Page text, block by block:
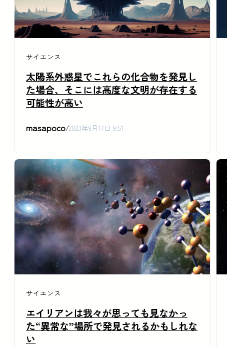
サイエンス
太陽系外惑星でこれらの化合物を発見し
た場合、そこには高度な文明が存在する
可能性が高い
masapoco/2023年9月17日 9:51
サイエンス
エイリアンは我々が思っても見なかっ
た“異常な”場所で発見されるかもしれな
い